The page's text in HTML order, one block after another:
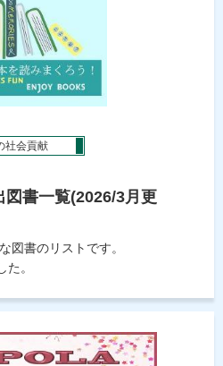
社会貢献
書一覧(2026/3月更
図書のリストです。
。